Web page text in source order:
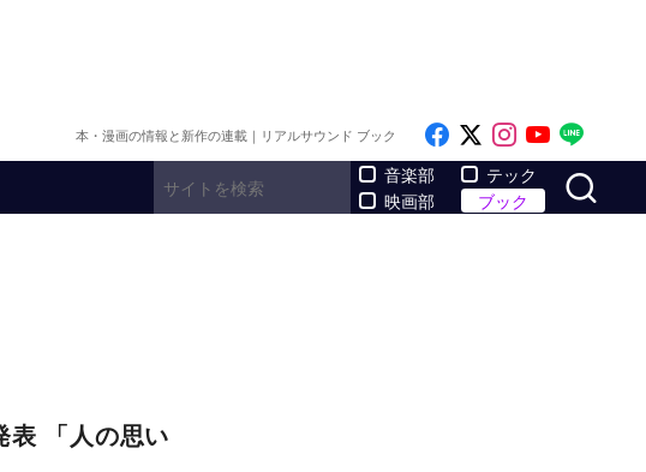
本・漫画の情報と新作の連載｜リアルサウンド ブック Like on Facebook
Follow on x
Follow on
Follow
音楽部
映画部
テック
ブック
表 「人の思い